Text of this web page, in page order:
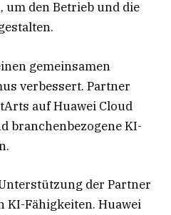
den Betrieb und die
gemeinsamen
verbessert. Partner
auf Huawei Cloud
branchenbezogene KI-
der Partner
KI-Fähigkeiten. Huawei